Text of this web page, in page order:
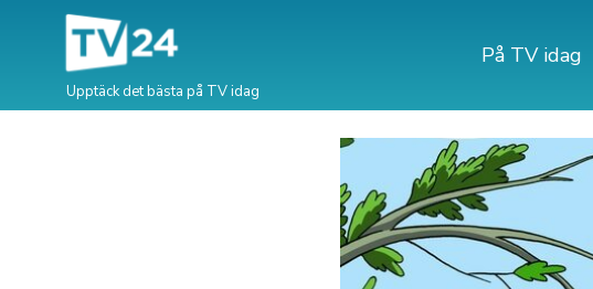
Upptäck det bästa på TV idag
På TV idag